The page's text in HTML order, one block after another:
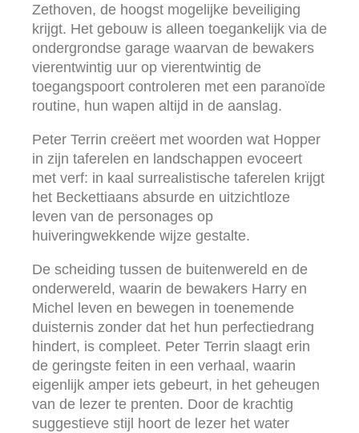
Zethoven, de hoogst mogelijke beveiliging
krijgt. Het gebouw is alleen toegankelijk via de
ondergrondse garage waarvan de bewakers
vierentwintig uur op vierentwintig de
toegangspoort controleren met een paranoïde
routine, hun wapen altijd in de aanslag.
Peter Terrin creëert met woorden wat Hopper
in zijn taferelen en landschappen evoceert
met verf: in kaal surrealistische taferelen krijgt
het Beckettiaans absurde en uitzichtloze
leven van de personages op
huiveringwekkende wijze gestalte.
De scheiding tussen de buitenwereld en de
onderwereld, waarin de bewakers Harry en
Michel leven en bewegen in toenemende
duisternis zonder dat het hun perfectiedrang
hindert, is compleet. Peter Terrin slaagt erin
de geringste feiten in een verhaal, waarin
eigenlijk amper iets gebeurt, in het geheugen
van de lezer te prenten. Door de krachtig
suggestieve stijl hoort de lezer het water